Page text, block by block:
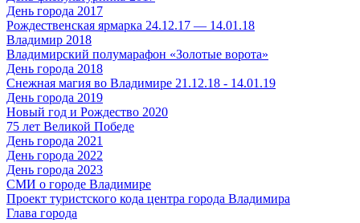
День города 2017
Рождественская ярмарка 24.12.17 — 14.01.18
Владимир 2018
Владимирский полумарафон «Золотые ворота»
День города 2018
Снежная магия во Владимире 21.12.18 - 14.01.19
День города 2019
Новый год и Рождество 2020
75 лет Великой Победе
День города 2021
День города 2022
День города 2023
СМИ о городе Владимире
Проект туристского кода центра города Владимира
Глава города